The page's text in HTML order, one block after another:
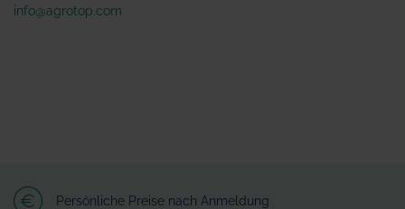
info@agrotop.com
Persönliche Preise nach Anmeldung